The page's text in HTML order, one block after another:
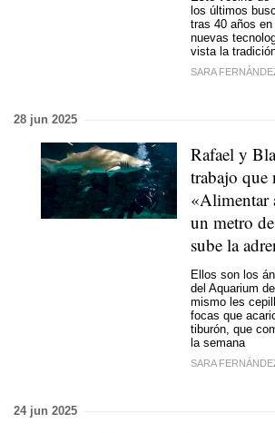
los últimos
tras 40 años
nuevas
vista la
SARA
28 jun 2025
Rafael y
trabajo que
«Alimentar
un metro
sube la
Ellos son los
del Aquarium
mismo les
focas que
tiburón, que
la semana
SARA
24 jun 2025